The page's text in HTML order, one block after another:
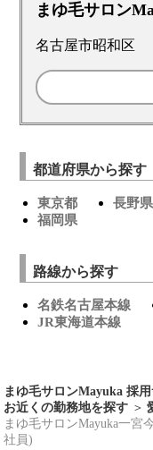
まゆ毛サロン
名古屋市昭和区
都道府県から探す
東京都 長野県
福岡県
路線から探す
名鉄名古屋本線
JR東海道本線
まゆ毛サロンMayuka 採用
お近くの勤務地を探す
まゆ毛サロンMayuka一宮
社員)